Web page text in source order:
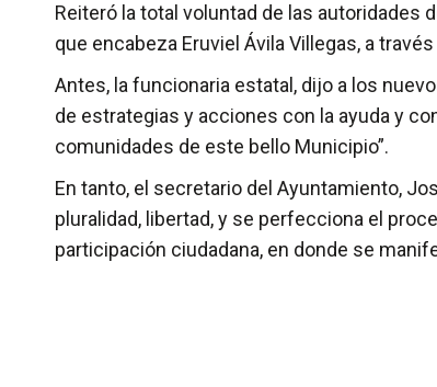
Reiteró la total voluntad de las autoridades
que encabeza Eruviel Ávila Villegas, a
Antes, la funcionaria estatal, dijo a los
de estrategias y acciones con la ayuda y
comunidades de este bello Municipio”.
En tanto, el secretario del Ayuntamiento,
pluralidad, libertad, y se perfecciona el
participación ciudadana, en donde se